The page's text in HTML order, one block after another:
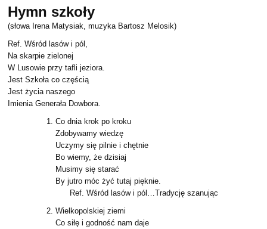
Hymn szkoły
(słowa Irena Matysiak, muzyka Bartosz Melosik)
Ref. Wśród lasów i pól,
Na skarpie zielonej
W Lusowie przy tafli jeziora.
Jest Szkoła co częścią
Jest życia naszego
Imienia Generała Dowbora.
Co dnia krok po kroku
Zdobywamy wiedzę
Uczymy się pilnie i chętnie
Bo wiemy, że dzisiaj
Musimy się starać
By jutro móc żyć tutaj pięknie.
Ref. Wśród lasów i pól…Tradycję szanując
Wielkopolskiej ziemi
Co siłę i godność nam daje